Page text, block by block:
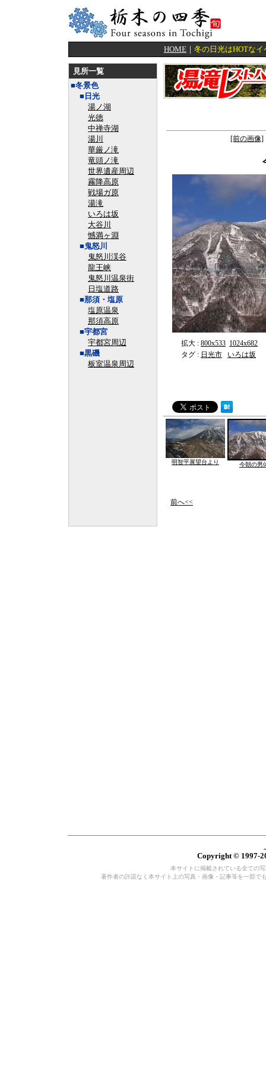
HOME ｜ 冬の日光はHOTな
見所一覧
■冬景色
■日光
湯ノ湖
光徳
中禅寺湖
湯川
華厳ノ滝
竜頭ノ滝
世界遺産周辺
霧降高原
戦場ガ原
湯滝
いろは坂
大谷川
憾満ヶ淵
■鬼怒川
鬼怒川渓谷
龍王峡
鬼怒川温泉街
日塩道路
■那須・塩原
塩原温泉
那須高原
■宇都宮
宇都宮周辺
■黒磯
板室温泉周辺
[前の画像]
拡大 : 800x533 1024x682
タグ : 日光市 いろは坂
明智平展望台より 今朝の男
前へ<<
Copyright © 1997-
本サイトに掲載されている全ての
著作者の許諾なく本サイト上の写真・画像・記事等を一部で